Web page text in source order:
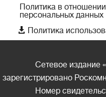
Политика в
персональных данных
 Политика
Сетевое издание
зарегистрировано
Номер